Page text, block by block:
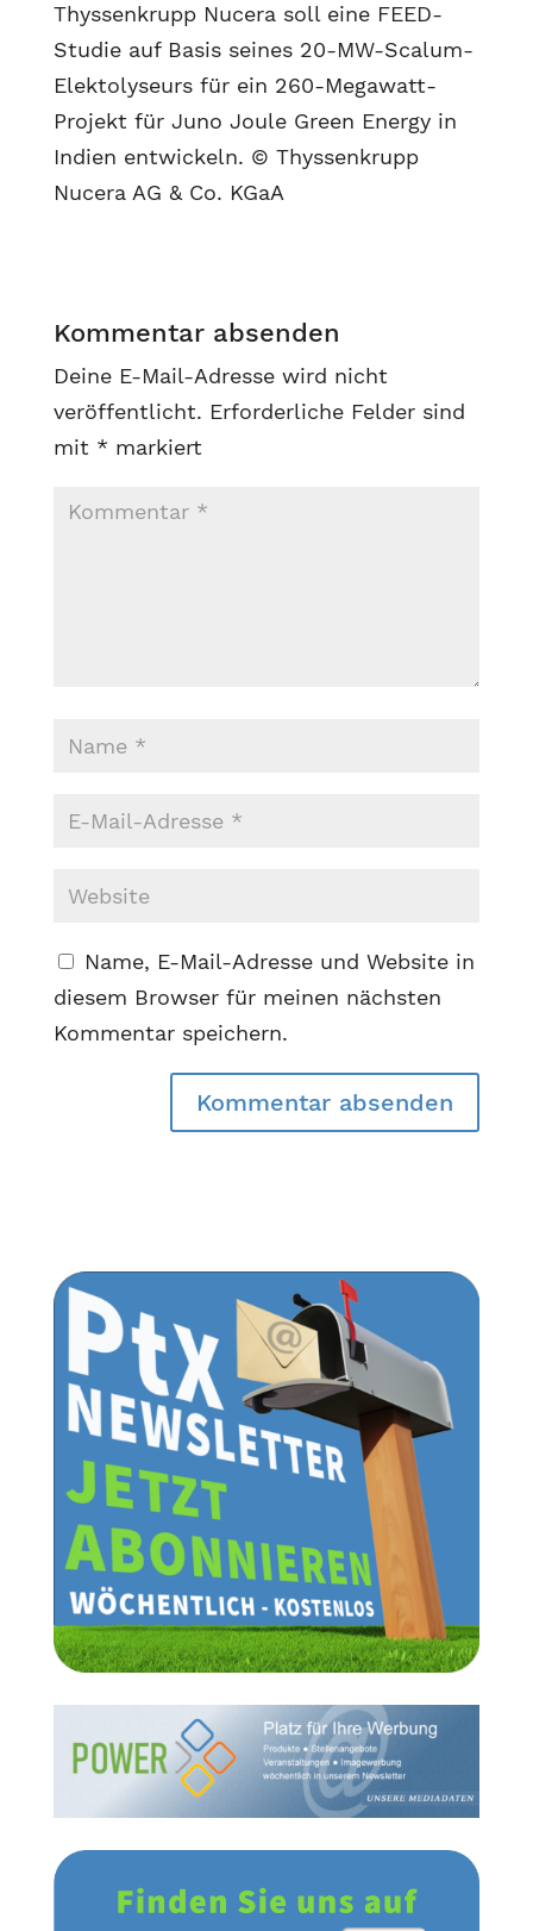
Thyssenkrupp Nucera soll eine FEED-
Studie auf Basis seines 20-MW-Scalum-
Elektolyseurs für ein 260-Megawatt-
Projekt für Juno Joule Green Energy in
Indien entwickeln. © Thyssenkrupp
Nucera AG & Co. KGaA
Kommentar absenden
Deine E-Mail-Adresse wird nicht
veröffentlicht. Erforderliche Felder sind
mit * markiert
Name, E-Mail-Adresse und Website in
diesem Browser für meinen nächsten
Kommentar speichern.